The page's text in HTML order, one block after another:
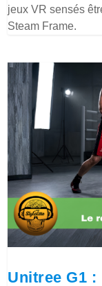
jeux VR sensés
Steam Frame.
Unitree G1